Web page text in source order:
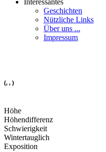
Interessantes
Geschichten
Nützliche Links
Über uns ...
Impressum
(, , )
Höhe
Höhendifferenz
Schwierigkeit
Wintertauglich
Exposition